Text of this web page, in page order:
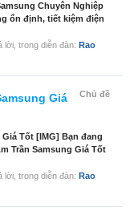
Chuyên Nghiệp
ổn định, tiết kiệm điện
lời, trong diễn đàn: Rao
Chủ đề
Giá
Tốt [IMG] Bạn đang
Trần Samsung Giá Tốt
lời, trong diễn đàn: Rao